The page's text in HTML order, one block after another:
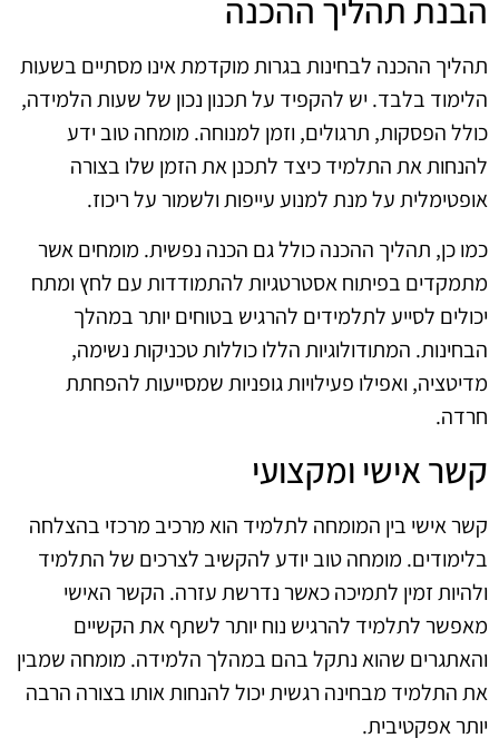
הבנת תהליך ההכנה
תהליך ההכנה לבחינות בגרות מוקדמת אינו מסתיים בשעות
הלימוד בלבד. יש להקפיד על תכנון נכון של שעות הלמידה,
כולל הפסקות, תרגולים, וזמן למנוחה. מומחה טוב ידע
להנחות את התלמיד כיצד לתכנן את הזמן שלו בצורה
אופטימלית על מנת למנוע עייפות ולשמור על ריכוז.
כמו כן, תהליך ההכנה כולל גם הכנה נפשית. מומחים אשר
מתמקדים בפיתוח אסטרטגיות להתמודדות עם לחץ ומתח
יכולים לסייע לתלמידים להרגיש בטוחים יותר במהלך
הבחינות. המתודולוגיות הללו כוללות טכניקות נשימה,
מדיטציה, ואפילו פעילויות גופניות שמסייעות להפחתת
חרדה.
קשר אישי ומקצועי
קשר אישי בין המומחה לתלמיד הוא מרכיב מרכזי בהצלחה
בלימודים. מומחה טוב יודע להקשיב לצרכים של התלמיד
ולהיות זמין לתמיכה כאשר נדרשת עזרה. הקשר האישי
מאפשר לתלמיד להרגיש נוח יותר לשתף את הקשיים
והאתגרים שהוא נתקל בהם במהלך הלמידה. מומחה שמבין
את התלמיד מבחינה רגשית יכול להנחות אותו בצורה הרבה
יותר אפקטיבית.